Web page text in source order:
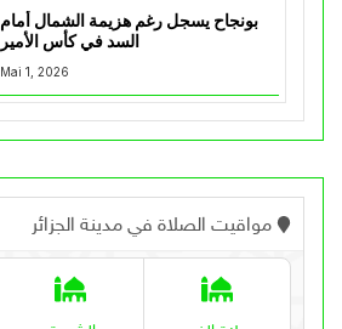
بونجاح يسجل رغم هزيمة الشمال أمام
السد في كأس الأمير
Mai 1, 2026